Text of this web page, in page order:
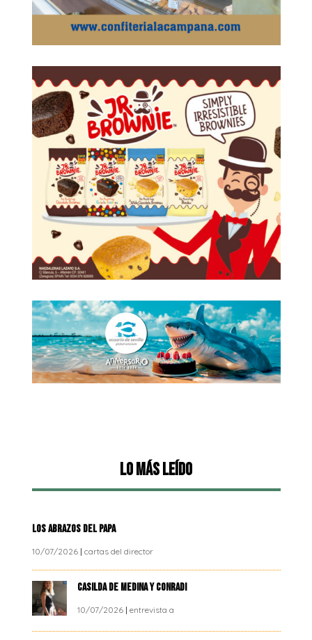
Lo más leído
LOS ABRAZOS DEL PAPA
10/07/2026| cartas del director
CASILDA DE MEDINA Y CONRADI
10/07/2026| entrevista a